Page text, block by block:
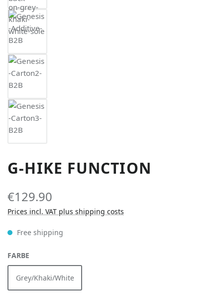
G-HIKE FUNCTION
€129.90
Prices incl. VAT plus shipping costs
Free shipping
SELECT
FARBE
Grey/Khaki/White